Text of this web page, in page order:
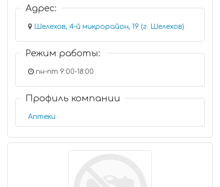
Адрес:
Шелехов, 4-й микрорайон, 19 (г. Шелехов)
Режим работы:
пн-пт 9:00-18:00
Профиль компании
Аптеки